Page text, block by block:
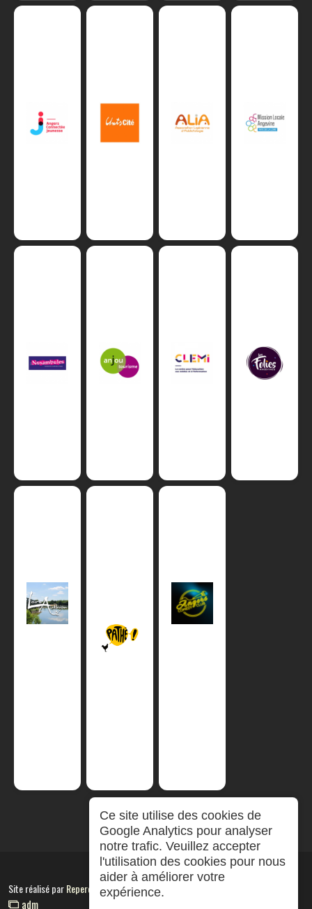
Site réalisé parRepereCom
adm
Ce site utilise des cookies de
Google Analytics pour analyser
notre trafic. Veuillez accepter
l'utilisation des cookies pour nous
aider à améliorer votre
expérience.